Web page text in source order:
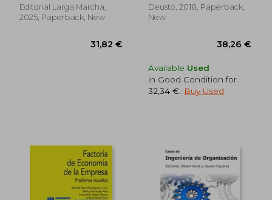
del Trabajo (in
Spanish)
Editorial Larga Marcha,
2025, Paperback, New
31,82 €
Deusto, 2018, Paperback,
New
Available Used
in Good Condition for
32,34 €
Buy Used